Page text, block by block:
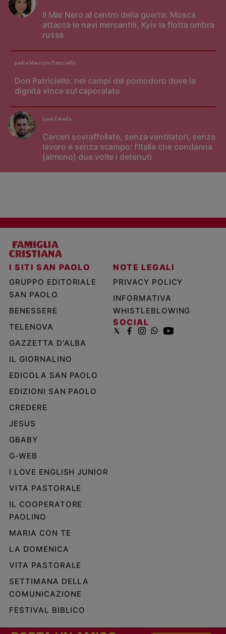
Il Mar Nero al centro della guerra: Mosca
attacca le navi mercantili, Kyiv la flotta ombra
russa
Don Patriciello: nei campi del pomodoro dove la
dignità vince sul caporalato
padre Maurizio Patriciello
Carceri sovraffollate, senza ventilatori, senza
lavoro e senza scampo: l'Italia che condanna
(almeno) due volte i detenuti
Luca Cereda
I SITI SAN PAOLO
GRUPPO EDITORIALE
SAN PAOLO
BENESSERE
TELENOVA
GAZZETTA D'ALBA
IL GIORNALINO
EDICOLA SAN PAOLO
EDIZIONI SAN PAOLO
CREDERE
JESUS
GBABY
G-WEB
I LOVE ENGLISH JUNIOR
VITA PASTORALE
IL COOPERATORE
PAOLINO
MARIA CON TE
LA DOMENICA
VITA PASTORALE
SETTIMANA DELLA
COMUNICAZIONE
FESTIVAL BIBLICO
NOTE LEGALI
PRIVACY POLICY
INFORMATIVA
WHISTLEBLOWING
SOCIAL